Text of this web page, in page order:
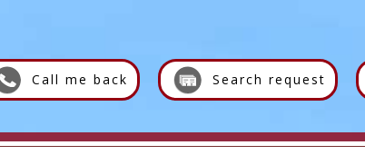
Call me back Search request